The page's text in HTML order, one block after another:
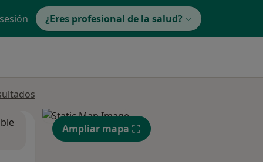
¿Eres profesional de la salud?
Ampliar mapa